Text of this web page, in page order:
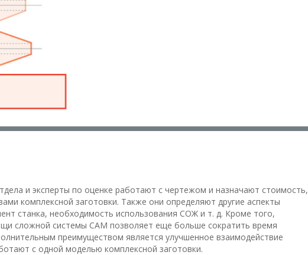
и эксперты по оценке работают с чертежом и назначают стоимость,
комплексной заготовки. Также они определяют другие аспекты
станка, необходимость использования СОЖ и т. д. Кроме того,
сложной системы CAM позволяет еще больше сократить время
преимуществом является улучшенное взаимодействие
с одной моделью комплексной заготовки.